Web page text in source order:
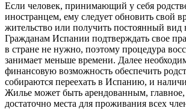
Если человек, принимающий у себя
иностранцем, ему следует обновить свой
жительство или получить постоянный вид
Гражданам Испании подтверждать свое
в стране не нужно, поэтому процедура
занимает меньше времени. Далее
финансовую возможность обеспечить
собираются переехать в Испанию, и
Жилье может быть арендованным,
достаточно места для проживания всех